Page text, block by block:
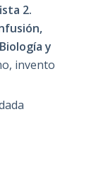
2.
y
invento